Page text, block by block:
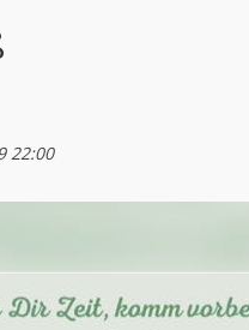
22:00